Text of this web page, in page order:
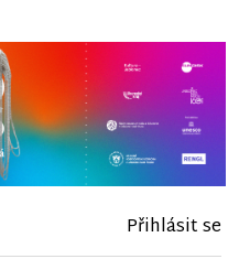
Přihlásit se